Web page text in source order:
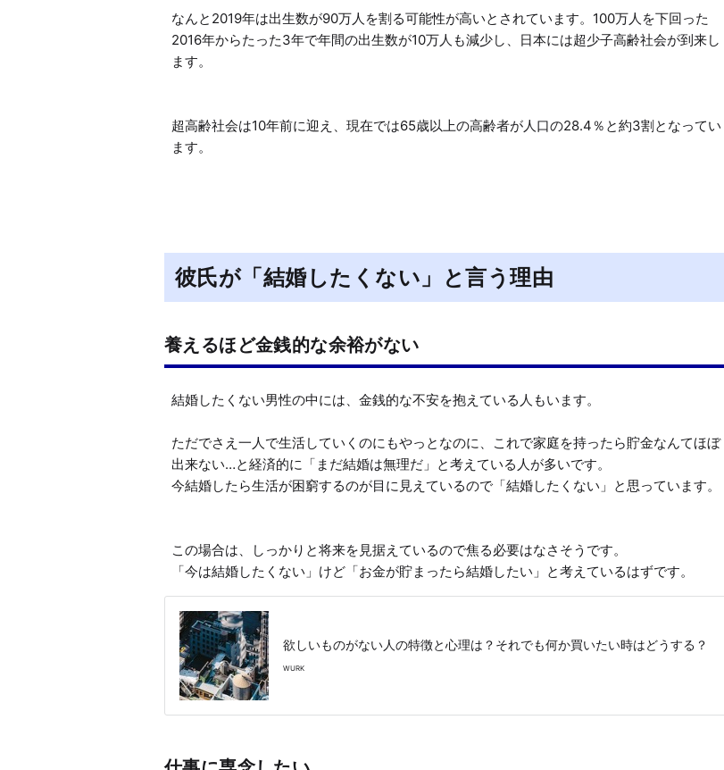
なんと2019年は出生数が90万人を割る可能性が高いとされています。100万人を下回った
2016年からたった3年で年間の出生数が10万人も減少し、日本には超少子高齢社会が到来し
ます。
超高齢社会は10年前に迎え、現在では65歳以上の高齢者が人口の28.4％と約3割となってい
ます。
彼氏が「結婚したくない」と言う理由
養えるほど金銭的な余裕がない
結婚したくない男性の中には、金銭的な不安を抱えている人もいます。
ただでさえ一人で生活していくのにもやっとなのに、これで家庭を持ったら貯金なんてほぼ
出来ない…と経済的に「まだ結婚は無理だ」と考えている人が多いです。
今結婚したら生活が困窮するのが目に見えているので「結婚したくない」と思っています。
この場合は、しっかりと将来を見据えているので焦る必要はなさそうです。
「今は結婚したくない」けど「お金が貯まったら結婚したい」と考えているはずです。
欲しいものがない人の特徴と心理は？それでも何か買いたい時はどうする？
WURK